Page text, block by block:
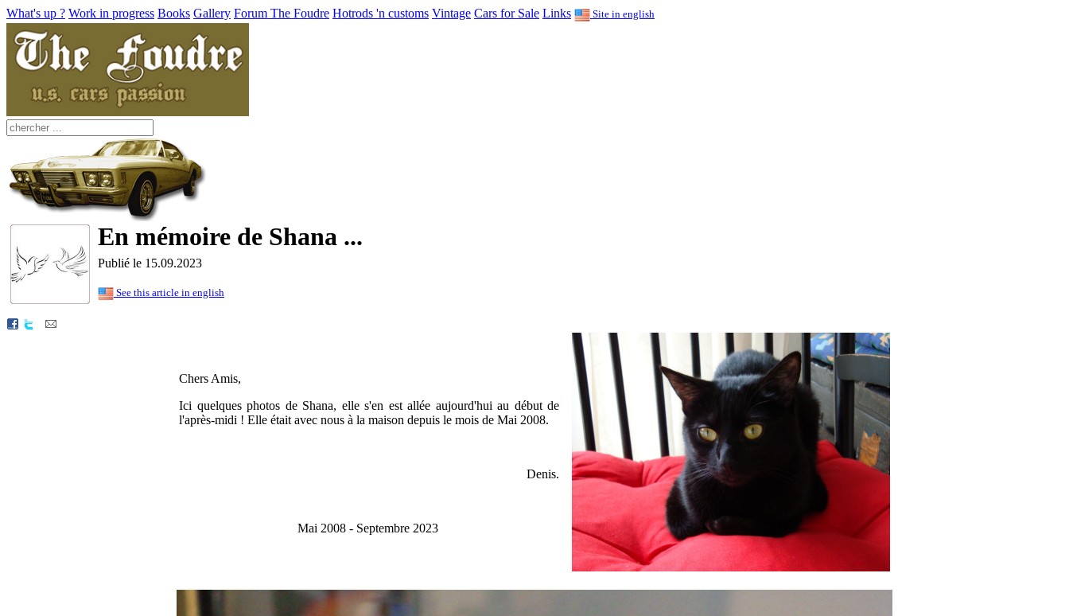
What's up ? Work in progress Books Gallery Forum The Foudre Hotrods 'n customs Vintage Cars for Sale Links Site in english
En mémoire de Shana ...
Publié le 15.09.2023
See this article in english
Chers Amis,
Ici quelques photos de Shana, elle s'en est allée aujourd'hui au début de
l'après-midi ! Elle était avec nous à la maison depuis le mois de Mai 2008.
Denis.
Mai 2008 - Septembre 2023